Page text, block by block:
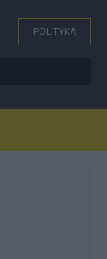
POLITYKA